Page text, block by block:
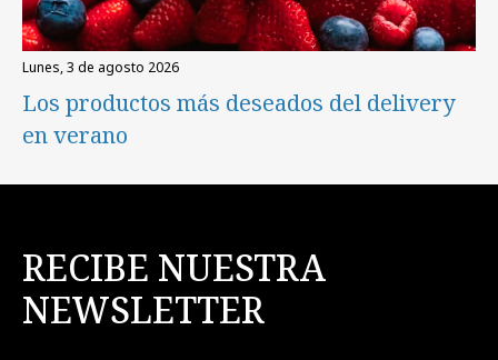
lunes, 3 de agosto 2026
Los productos más deseados del delivery
en verano
RECIBE NUESTRA
NEWSLETTER